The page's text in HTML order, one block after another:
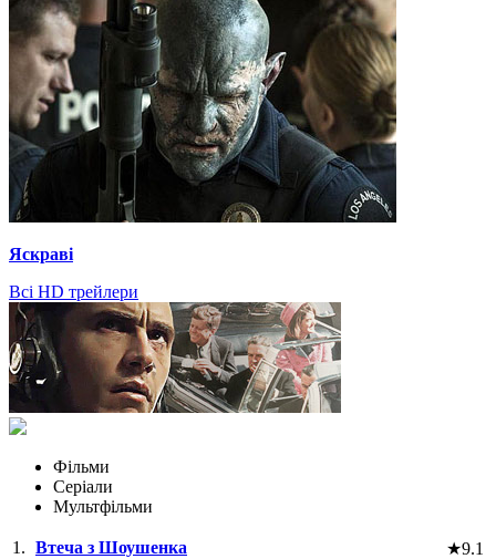
Яскраві
Всі HD трейлери
Фільми
Серіали
Мультфільми
1. Втеча з Шоушенка ★9.1